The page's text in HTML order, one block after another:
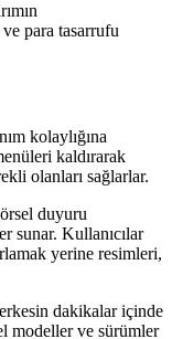
para tasarrufu
kolaylığına
kaldırarak
olanları sağlarlar.
duyuru
sunar. Kullanıcılar
yerine resimleri,
dakikalar içinde
modeller ve sürümler